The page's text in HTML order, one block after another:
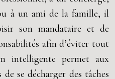
à un ami de la famille, il
son mandataire et de
afin d’éviter tout
intelligente permet aux
se décharger des tâches